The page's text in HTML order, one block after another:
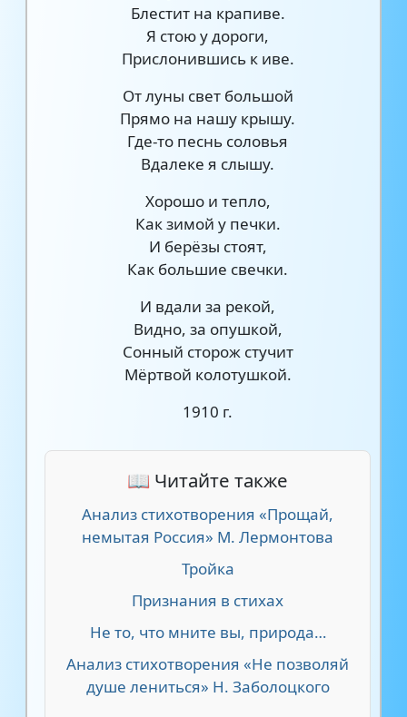
Блестит на крапиве.
Я стою у дороги,
Прислонившись к иве.
От луны свет большой
Прямо на нашу крышу.
Где-то песнь соловья
Вдалеке я слышу.
Хорошо и тепло,
Как зимой у печки.
И берёзы стоят,
Как большие свечки.
И вдали за рекой,
Видно, за опушкой,
Сонный сторож стучит
Мёртвой колотушкой.
1910 г.
📖 Читайте также
Анализ стихотворения «Прощай,
немытая Россия» М. Лермонтова
Тройка
Признания в стихах
Не то, что мните вы, природа…
Анализ стихотворения «Не позволяй
душе лениться» Н. Заболоцкого